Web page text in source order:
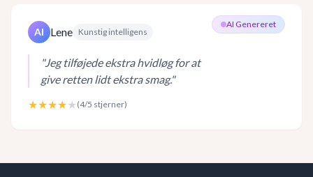
AI Genereret
AI Lene Kunstig intelligens
"Jeg tilføjede ekstra hvidløg for at
give retten lidt ekstra smag."
★★★★★ (4/5 stjerner)